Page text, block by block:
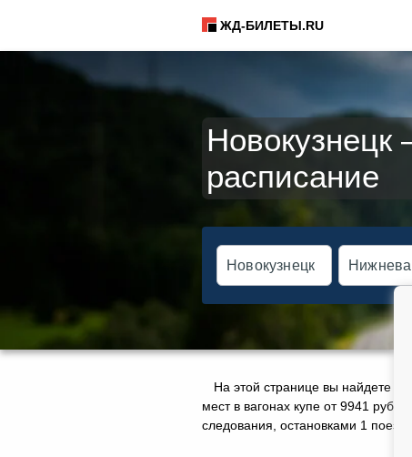
ЖД-БИЛЕТЫ.RU
расписание
На этой странице вы найдете
мест в вагонах купе от 9941 руб.
следования, остановками 1